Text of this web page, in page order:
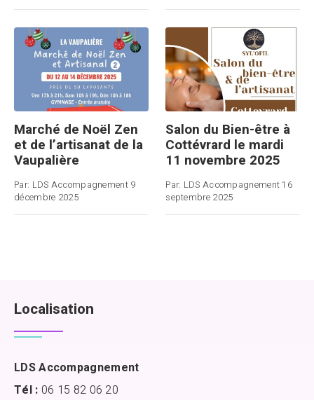
Marché de Noël Zen
et de l’artisanat de la
Vaupalière
Par: LDS Accompagnement 9
décembre 2025
Salon du Bien-être à
Cottévrard le mardi
11 novembre 2025
Par: LDS Accompagnement16
septembre 2025
Localisation
LDS Accompagnement
Tél : 06 15 82 06 20